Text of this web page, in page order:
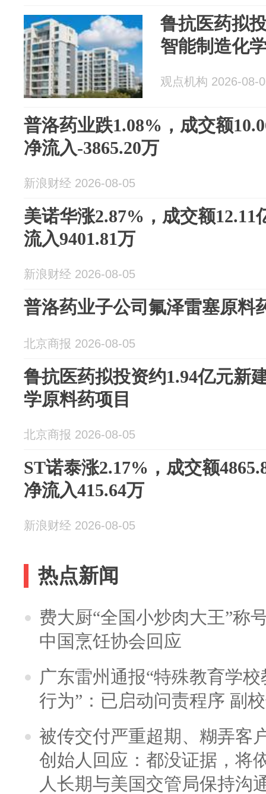
鲁抗医药拟
智能制造化
观点机构 2026-08-
普洛药业跌1.08%，成交额
净流入-3865.20万
新浪财经 2026-08-05
美诺华涨2.87%，成交额12.11
流入9401.81万
新浪财经 2026-08-05
普洛药业子公司氟泽雷塞原料
北京商报 2026-08-05
鲁抗医药拟投资约1.94亿元新
学原料药项目
北京商报 2026-08-05
ST诺泰涨2.17%，成交额
净流入415.64万
新浪财经 2026-08-05
热点新闻
费大厨“全国小炒肉大王”称
中国烹饪协会回应
广东雷州通报“特殊教育学
行为”：已启动问责程序 副
被传交付严重超期、糊弄客
创始人回应：都没证据，将
人长期与美国交管局保持沟